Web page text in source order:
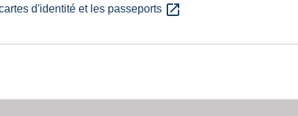
d'identité et les passeports open_in_new